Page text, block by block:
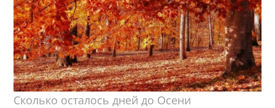
Сколько осталось дней до Осени